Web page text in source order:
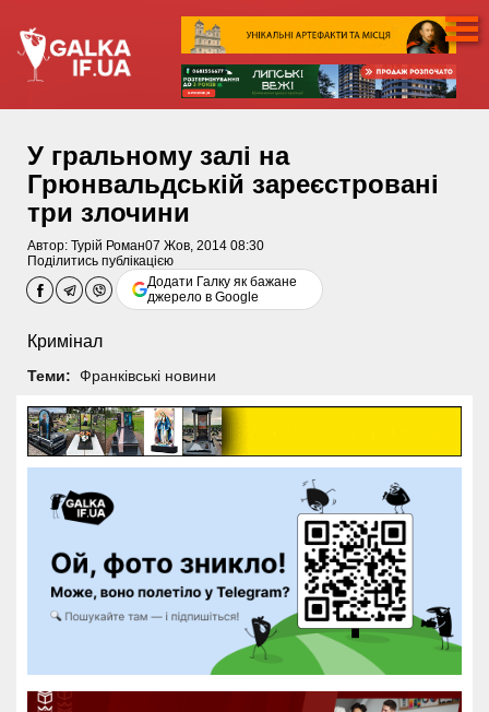
У гральному залі на
Грюнвальдській зареєстровані
три злочини
Автор: Турій Роман07 Жов, 2014 08:30
Поділитись публікацією
Додати Галку як бажане
джерело в Google
Кримінал
Теми: Франківські новини